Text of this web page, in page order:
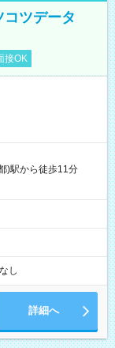
ツデータ
接OK
)駅から徒歩11分
し
詳細へ